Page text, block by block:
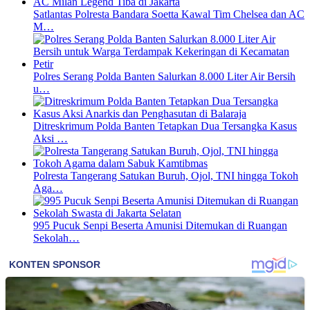
Satlantas Polresta Bandara Soetta Kawal Tim Chelsea dan AC
M…
Polres Serang Polda Banten Salurkan 8.000 Liter Air Bersih
u…
Ditreskrimum Polda Banten Tetapkan Dua Tersangka Kasus
Aksi …
Polresta Tangerang Satukan Buruh, Ojol, TNI hingga Tokoh
Aga…
995 Pucuk Senpi Beserta Amunisi Ditemukan di Ruangan
Sekolah…